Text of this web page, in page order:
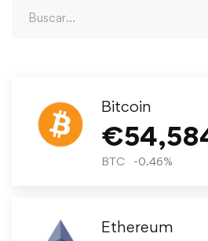
Bitcoin
€
BTC -0.46%
Ethereum